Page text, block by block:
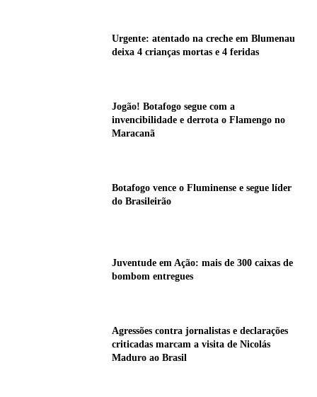
Urgente: atentado na creche em Blumenau
deixa 4 crianças mortas e 4 feridas
Jogão! Botafogo segue com a
invencibilidade e derrota o Flamengo no
Maracanã
Botafogo vence o Fluminense e segue líder
do Brasileirão
Juventude em Ação: mais de 300 caixas de
bombom entregues
Agressões contra jornalistas e declarações
criticadas marcam a visita de Nicolás
Maduro ao Brasil